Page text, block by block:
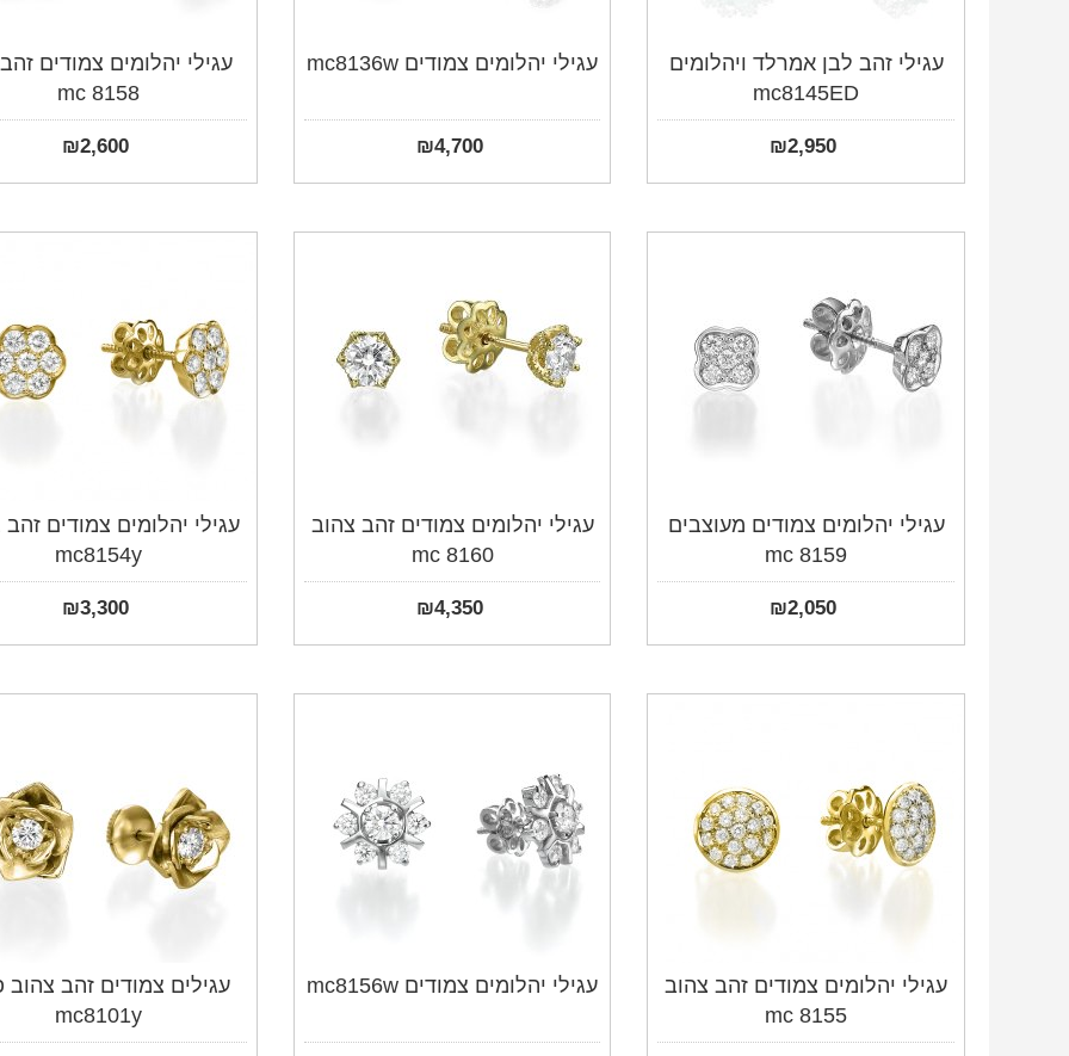
עגילי זהב לבן אמרלד ויהלומים
mc8145ED
₪2,950
עגילי יהלומים צמודים mc8136w
₪4,700
עגילי יהלומים צמודים
mc 8158
₪2,600
עגילי יהלומים צמודים מעוצבים
mc 8159
₪2,050
עגילי יהלומים צמודים זהב צהוב
mc 8160
₪4,350
עגילי יהלומים צמודים
mc8154y
₪3,300
עגילי יהלומים צמודים זהב צהוב
mc 8155
עגילי יהלומים צמודים mc8156w
עגילים צמודים זהב צהוב
mc8101y